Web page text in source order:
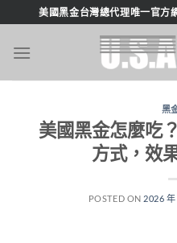
轉
美國黑金台灣總代理唯一官方
黑
美國黑金怎麼吃
方式，效
POSTED ON 2026